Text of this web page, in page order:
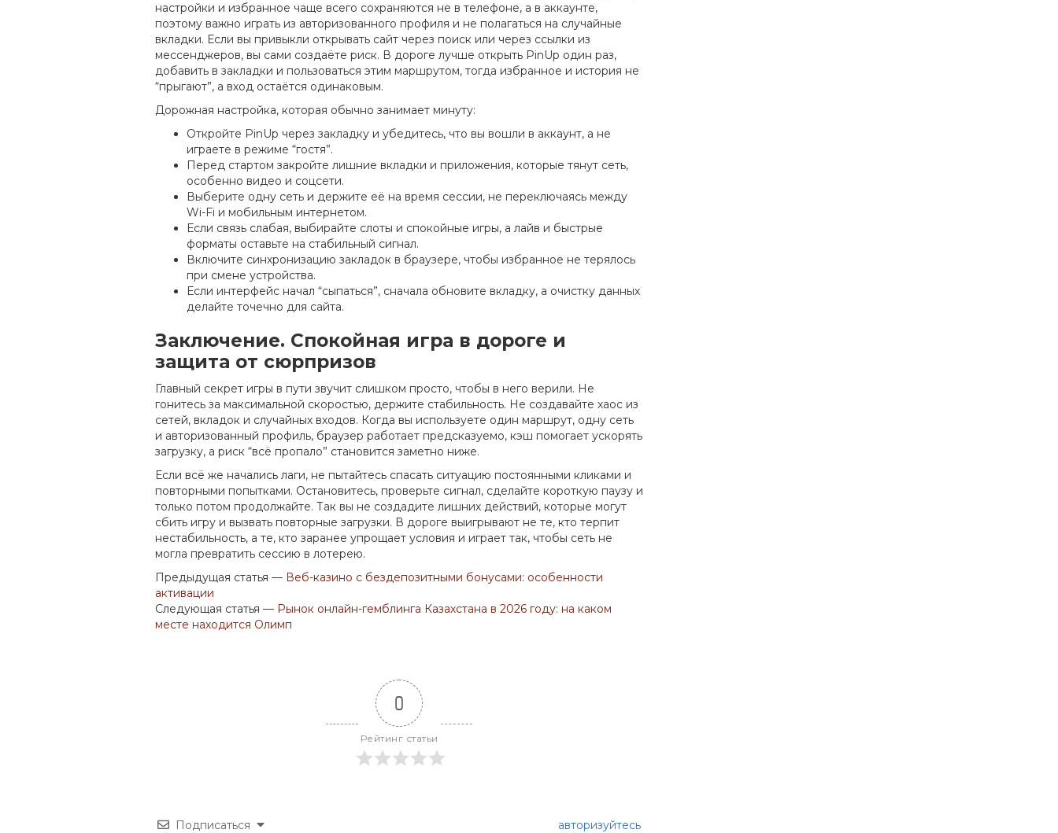
настройки и избранное чаще всего сохраняются не в телефоне, а в аккаунте,
поэтому важно играть из авторизованного профиля и не полагаться на случайные
вкладки. Если вы привыкли открывать сайт через поиск или через ссылки из
мессенджеров, вы сами создаёте риск. В дороге лучше открыть PinUp один раз,
добавить в закладки и пользоваться этим маршрутом, тогда избранное и история не
“прыгают”, а вход остаётся одинаковым.
Дорожная настройка, которая обычно занимает минуту:
Откройте PinUp через закладку и убедитесь, что вы вошли в аккаунт, а не
играете в режиме “гостя”.
Перед стартом закройте лишние вкладки и приложения, которые тянут сеть,
особенно видео и соцсети.
Выберите одну сеть и держите её на время сессии, не переключаясь между
Wi-Fi и мобильным интернетом.
Если связь слабая, выбирайте слоты и спокойные игры, а лайв и быстрые
форматы оставьте на стабильный сигнал.
Включите синхронизацию закладок в браузере, чтобы избранное не терялось
при смене устройства.
Если интерфейс начал “сыпаться”, сначала обновите вкладку, а очистку данных
делайте точечно для сайта.
Заключение. Спокойная игра в дороге и
защита от сюрпризов
Главный секрет игры в пути звучит слишком просто, чтобы в него верили. Не
гонитесь за максимальной скоростью, держите стабильность. Не создавайте хаос из
сетей, вкладок и случайных входов. Когда вы используете один маршрут, одну сеть
и авторизованный профиль, браузер работает предсказуемо, кэш помогает ускорять
загрузку, а риск “всё пропало” становится заметно ниже.
Если всё же начались лаги, не пытайтесь спасать ситуацию постоянными кликами и
повторными попытками. Остановитесь, проверьте сигнал, сделайте короткую паузу и
только потом продолжайте. Так вы не создадите лишних действий, которые могут
сбить игру и вызвать повторные загрузки. В дороге выигрывают не те, кто терпит
нестабильность, а те, кто заранее упрощает условия и играет так, чтобы сеть не
могла превратить сессию в лотерею.
Предыдущая статья — Веб-казино с бездепозитными бонусами: особенности
активации
Следующая статья — Рынок онлайн-гемблинга Казахстана в 2026 году: на каком
месте находится Олимп
0
Рейтинг статьи
Подписаться авторизуйтесь